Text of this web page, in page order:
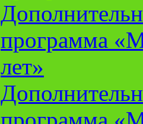
программа
лет»